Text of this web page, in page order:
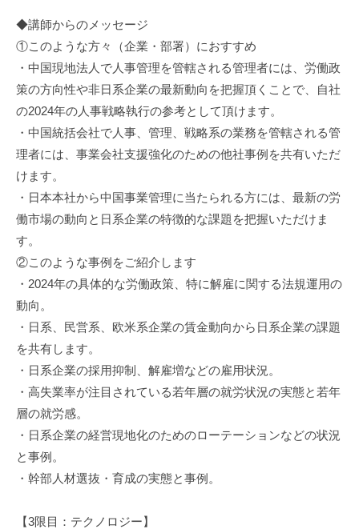
◆講師からのメッセージ
①このような方々（企業・部署）におすすめ
・中国現地法人で人事管理を管轄される管理者には、労働政
策の方向性や非日系企業の最新動向を把握頂くことで、自社
の2024年の人事戦略執行の参考として頂けます。
・中国統括会社で人事、管理、戦略系の業務を管轄される管
理者には、事業会社支援強化のための他社事例を共有いただ
けます。
・日本本社から中国事業管理に当たられる方には、最新の労
働市場の動向と日系企業の特徴的な課題を把握いただけま
す。
②このような事例をご紹介します
・2024年の具体的な労働政策、特に解雇に関する法規運用の
動向。
・日系、民営系、欧米系企業の賃金動向から日系企業の課題
を共有します。
・日系企業の採用抑制、解雇増などの雇用状況。
・高失業率が注目されている若年層の就労状況の実態と若年
層の就労感。
・日系企業の経営現地化のためのローテーションなどの状況
と事例。
・幹部人材選抜・育成の実態と事例。
【3限目：テクノロジー】